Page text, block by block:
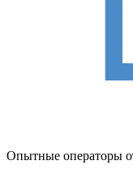
Опытные операторы